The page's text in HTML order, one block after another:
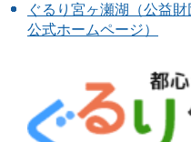
ぐるり宮ヶ瀬湖（公益
公式ホームページ）